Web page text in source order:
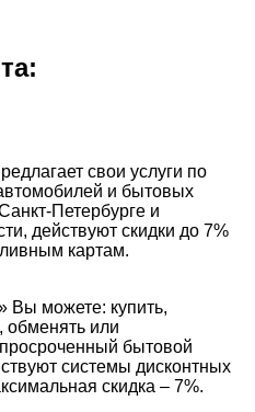
свои услуги по
и бытовых
Петербурге и
действуют скидки до 7%
картам.
Вы можете: купить,
обменять или
бытовой
системы дисконтных
скидка – 7%.